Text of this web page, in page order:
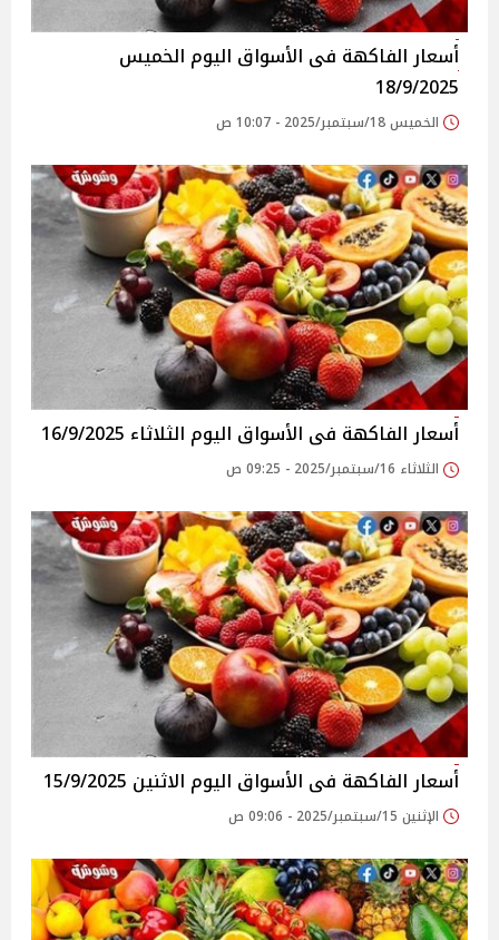
أسعار الفاكهة فى الأسواق‎‎ اليوم الخميس
18/9/2025
الخميس 18/سبتمبر/2025 - 10:07 ص
أسعار الفاكهة فى الأسواق‎‎ اليوم الثلاثاء 16/9/2025
الثلاثاء 16/سبتمبر/2025 - 09:25 ص
أسعار الفاكهة فى الأسواق‎‎ اليوم الاثنين 15/9/2025
الإثنين 15/سبتمبر/2025 - 09:06 ص